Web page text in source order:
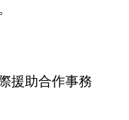
援助合作事務